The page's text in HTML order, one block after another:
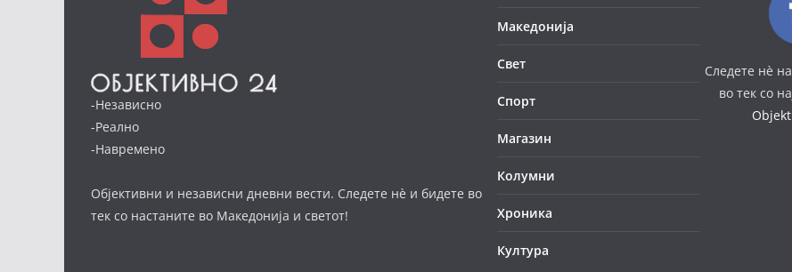
-Независно
-Реално
-Навремено
Објективни и независни дневни вести. Следете нè и бидете во
тек со настаните во Македонија и светот!
Македонија
Свет
Спорт
Магазин
Колумни
Хроника
Култура
Следете нè
во тек со